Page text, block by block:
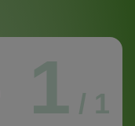
1 / 1